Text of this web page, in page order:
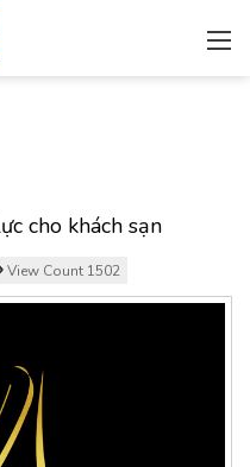
cho khách sạn
View Count 1502